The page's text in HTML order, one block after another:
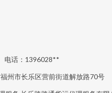
电话：1396028**
州市长乐区营前街道解放路70号